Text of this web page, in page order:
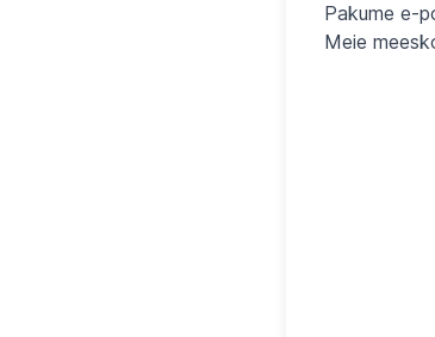
Pakume e-
Meie